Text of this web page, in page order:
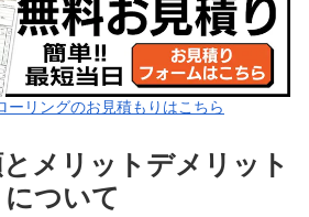
ーリングのお見積もりはこちら
メリットデメリット
について